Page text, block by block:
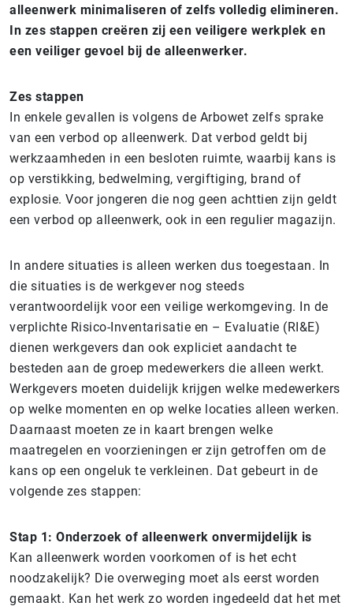
alleenwerk minimaliseren of zelfs volledig elimineren.
In zes stappen creëren zij een veiligere werkplek en
een veiliger gevoel bij de alleenwerker.
Zes stappen
In enkele gevallen is volgens de Arbowet zelfs sprake
van een verbod op alleenwerk. Dat verbod geldt bij
werkzaamheden in een besloten ruimte, waarbij kans is
op verstikking, bedwelming, vergiftiging, brand of
explosie. Voor jongeren die nog geen achttien zijn geldt
een verbod op alleenwerk, ook in een regulier magazijn.
In andere situaties is alleen werken dus toegestaan. In
die situaties is de werkgever nog steeds
verantwoordelijk voor een veilige werkomgeving. In de
verplichte Risico-Inventarisatie en – Evaluatie (RI&E)
dienen werkgevers dan ook expliciet aandacht te
besteden aan de groep medewerkers die alleen werkt.
Werkgevers moeten duidelijk krijgen welke medewerkers
op welke momenten en op welke locaties alleen werken.
Daarnaast moeten ze in kaart brengen welke
maatregelen en voorzieningen er zijn getroffen om de
kans op een ongeluk te verkleinen. Dat gebeurt in de
volgende zes stappen:
Stap 1: Onderzoek of alleenwerk onvermijdelijk is
Kan alleenwerk worden voorkomen of is het echt
noodzakelijk? Die overweging moet als eerst worden
gemaakt. Kan het werk zo worden ingedeeld dat het met